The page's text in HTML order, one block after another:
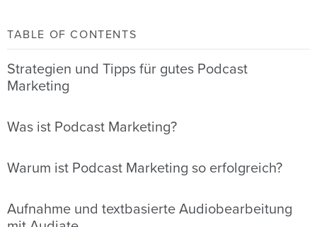
TABLE OF CONTENTS
Strategien und Tipps für gutes Podcast
Marketing
Was ist Podcast Marketing?
Warum ist Podcast Marketing so erfolgreich?
Aufnahme und textbasierte Audiobearbeitung